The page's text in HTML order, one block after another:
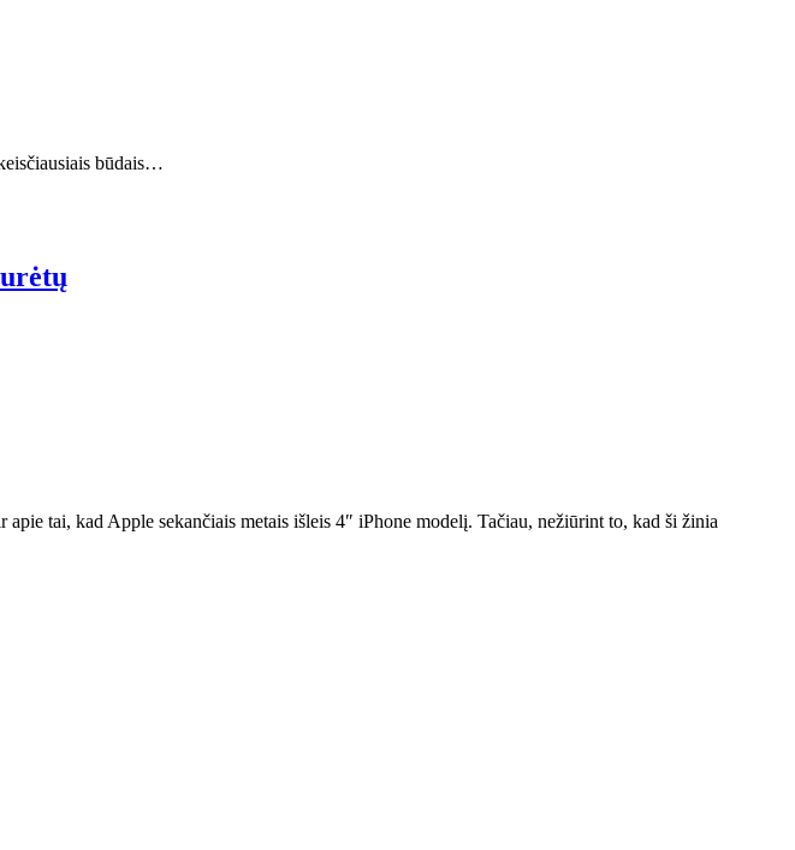
būdais…
tai, kad Apple sekančiais metais išleis 4″ iPhone modelį. Tačiau, nežiūrint to, kad ši žinia